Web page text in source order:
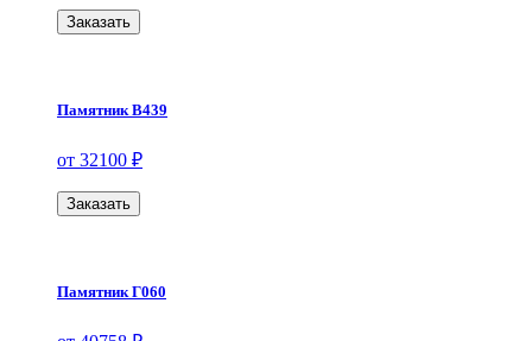
Заказать
Памятник В439
от 32100 ₽
Заказать
Памятник Г060